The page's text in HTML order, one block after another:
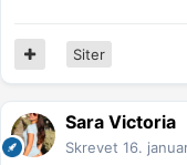
Siter
Sara Victoria
Skrevet 16.